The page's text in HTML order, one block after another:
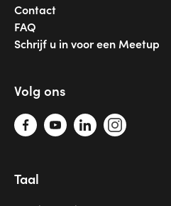
Contact
FAQ
Schrijf u in voor een Meetup
Volg ons
Taal